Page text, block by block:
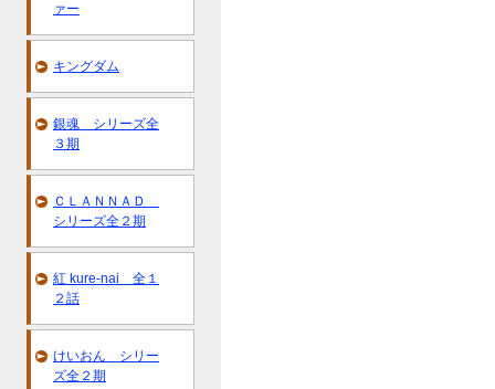
ァー
キングダム
銀魂 シリーズ全
３期
ＣＬＡＮＮＡＤ
シリーズ全２期
紅 kure-nai 全１
２話
けいおん シリー
ズ全２期